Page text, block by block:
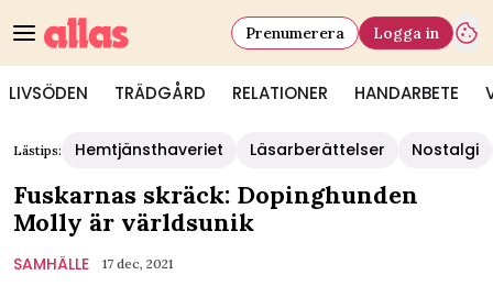
LIVSÖDEN TRÄDGÅRD RELATIONER HANDARBETE
Prenumerera Logga in
Lästips: Hemtjänsthaveriet Läsarberättelser Nostalgi
Fuskarnas skräck: Dopinghunden
Molly är världsunik
SAMHÄLLE 17 dec, 2021